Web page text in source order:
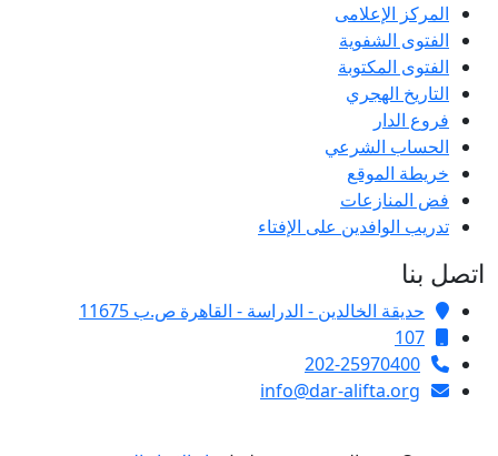
المركز الإعلامى
الفتوى الشفوية
الفتوى المكتوبة
التاريخ الهجري
فروع الدار
الحساب الشرعي
خريطة الموقع
فض المنازعات
تدريب الوافدين على الإفتاء
اتصل بنا
حديقة الخالدين - الدراسة - القاهرة ص.ب 11675
107
202-25970400
info@dar-alifta.org